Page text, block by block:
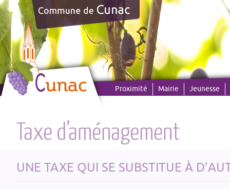
Proximité Mairie Jeunesse
Taxe d’aménagement
UNE TAXE QUI SE SUBSTITUE À
Panneau de gestion des cookies